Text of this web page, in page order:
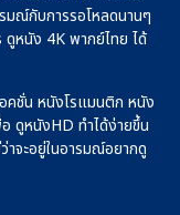
มณ์กับการรอโหลดนานๆ
ดูหนัง 4K พากย์ไทย ได้
คชั่น หนังโรแมนติก หนัง
ดูหนังHD ทำได้ง่ายขึ้น
าจะอยู่ในอารมณ์อยากดู